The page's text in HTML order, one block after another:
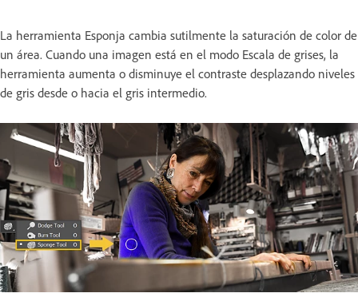
La herramienta Esponja cambia sutilmente la saturación de color de
un área. Cuando una imagen está en el modo Escala de grises, la
herramienta aumenta o disminuye el contraste desplazando niveles
de gris desde o hacia el gris intermedio.